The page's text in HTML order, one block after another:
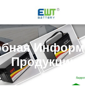
Продукции